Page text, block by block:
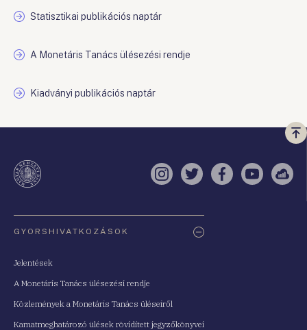
Statisztikai publikációs naptár
A Monetáris Tanács ülésezési rendje
Kiadványi publikációs naptár
a
Instagram
TwitterFacebook
YouTube
GYORSHIVATKOZÁSOK
Jelentések
A Monetáris Tanács ülésezési rendje
Közlemények a Monetáris Tanács üléseiről
Kamatmeghatározó ülések rövidített jegyzőkönyvei